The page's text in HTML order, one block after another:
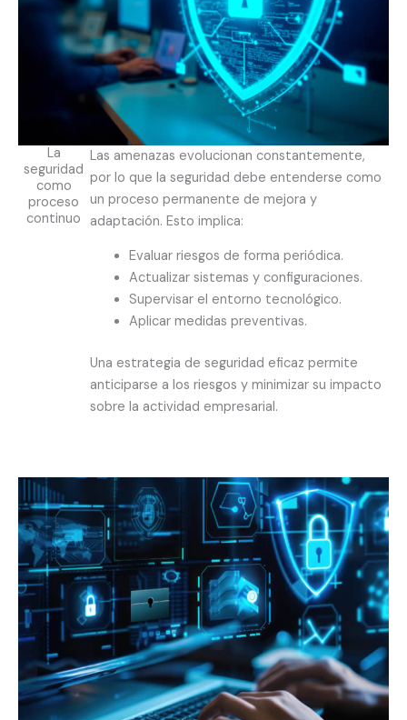
La
seguridad
como
proceso
continuo
Las amenazas evolucionan constantemente,
por lo que la seguridad debe entenderse como
un proceso permanente de mejora y
adaptación. Esto implica:
Evaluar riesgos de forma periódica.
Actualizar sistemas y configuraciones.
Supervisar el entorno tecnológico.
Aplicar medidas preventivas.
Una estrategia de seguridad eficaz permite
anticiparse a los riesgos y minimizar su impacto
sobre la actividad empresarial.